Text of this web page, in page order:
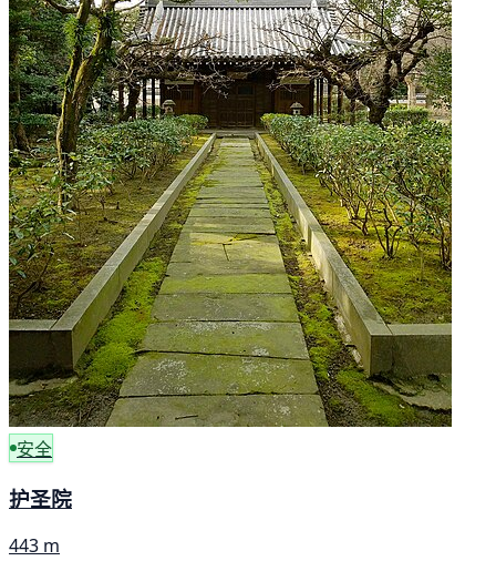
安全
护圣院
443 m